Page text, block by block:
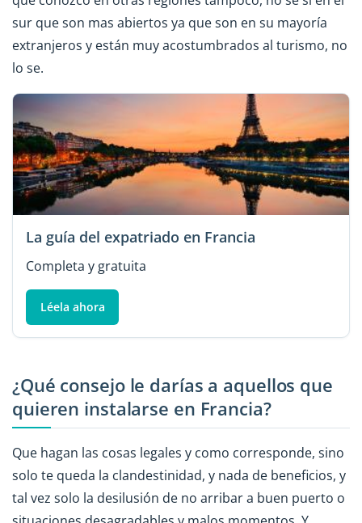
sur que son mas abiertos ya que son en su mayoría
extranjeros y están muy acostumbrados al turismo, no
lo se.
La guía del expatriado en Francia
Completa y gratuita
Léela ahora
¿Qué consejo le darías a aquellos que
quieren instalarse en Francia?
Que hagan las cosas legales y como corresponde, sino
solo te queda la clandestinidad, y nada de beneficios, y
tal vez solo la desilusión de no arribar a buen puerto o